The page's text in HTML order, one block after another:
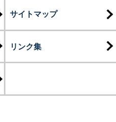
サイトマップ
リンク集